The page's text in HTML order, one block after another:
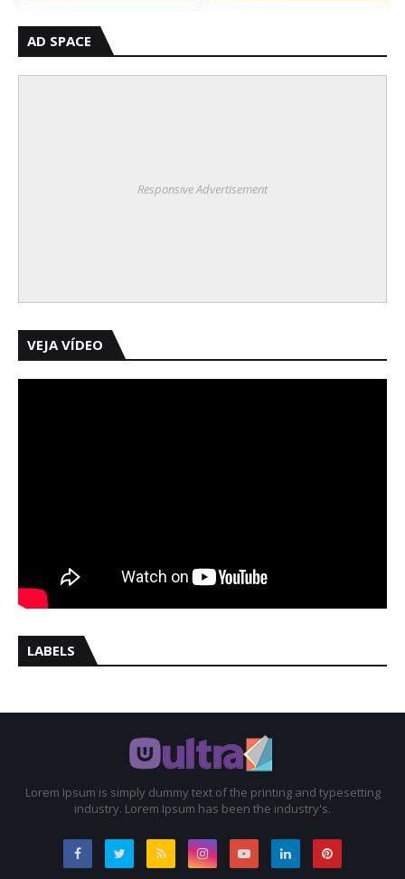
AD SPACE
Responsive Advertisement
VEJA VÍDEO
LABELS
Lorem Ipsum is simply dummy text of the printing and typesetting
industry. Lorem Ipsum has been the industry's.